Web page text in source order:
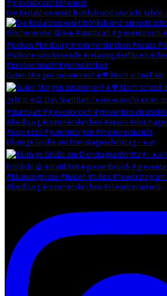
Die Redaktion winkt fröhlich und wünscht schon j
Guten Morgen zusammen! ☀️🧡 Noch schnell ein
Blumige Grüße am Dienstagnachmittag - ☀️🌿